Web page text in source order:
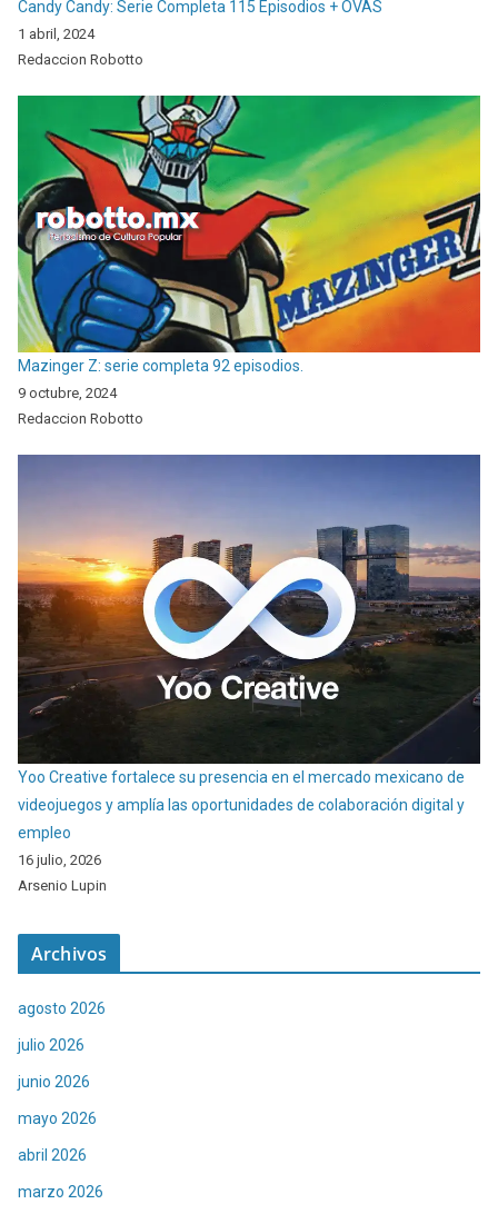
Candy Candy: Serie Completa 115 Episodios + OVAS
1 abril, 2024
Redaccion Robotto
Mazinger Z: serie completa 92 episodios.
9 octubre, 2024
Redaccion Robotto
Yoo Creative fortalece su presencia en el mercado mexicano de
videojuegos y amplía las oportunidades de colaboración digital y
empleo
16 julio, 2026
Arsenio Lupin
Archivos
agosto 2026
julio 2026
junio 2026
mayo 2026
abril 2026
marzo 2026